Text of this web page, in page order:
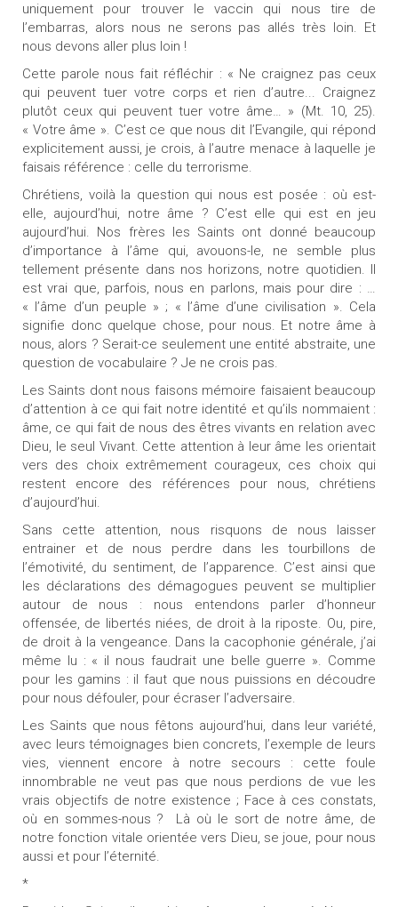
uniquement pour trouver le vaccin qui nous tire de
l’embarras, alors nous ne serons pas allés très loin. Et
nous devons aller plus loin !
Cette parole nous fait réfléchir : « Ne craignez pas ceux
qui peuvent tuer votre corps et rien d’autre... Craignez
plutôt ceux qui peuvent tuer votre âme… » (Mt. 10, 25).
« Votre âme ». C’est ce que nous dit l’Evangile, qui répond
explicitement aussi, je crois, à l’autre menace à laquelle je
faisais référence : celle du terrorisme.
Chrétiens, voilà la question qui nous est posée : où est-
elle, aujourd’hui, notre âme ? C’est elle qui est en jeu
aujourd’hui. Nos frères les Saints ont donné beaucoup
d’importance à l’âme qui, avouons-le, ne semble plus
tellement présente dans nos horizons, notre quotidien. Il
est vrai que, parfois, nous en parlons, mais pour dire : …
« l’âme d’un peuple » ; « l’âme d’une civilisation ». Cela
signifie donc quelque chose, pour nous. Et notre âme à
nous, alors ? Serait-ce seulement une entité abstraite, une
question de vocabulaire ? Je ne crois pas.
Les Saints dont nous faisons mémoire faisaient beaucoup
d’attention à ce qui fait notre identité et qu’ils nommaient :
âme, ce qui fait de nous des êtres vivants en relation avec
Dieu, le seul Vivant. Cette attention à leur âme les orientait
vers des choix extrêmement courageux, ces choix qui
restent encore des références pour nous, chrétiens
d’aujourd’hui.
Sans cette attention, nous risquons de nous laisser
entrainer et de nous perdre dans les tourbillons de
l’émotivité, du sentiment, de l’apparence. C’est ainsi que
les déclarations des démagogues peuvent se multiplier
autour de nous : nous entendons parler d’honneur
offensée, de libertés niées, de droit à la riposte. Ou, pire,
de droit à la vengeance. Dans la cacophonie générale, j’ai
même lu : « il nous faudrait une belle guerre ». Comme
pour les gamins : il faut que nous puissions en découdre
pour nous défouler, pour écraser l’adversaire.
Les Saints que nous fêtons aujourd’hui, dans leur variété,
avec leurs témoignages bien concrets, l’exemple de leurs
vies, viennent encore à notre secours : cette foule
innombrable ne veut pas que nous perdions de vue les
vrais objectifs de notre existence ; Face à ces constats,
où en sommes-nous ? Là où le sort de notre âme, de
notre fonction vitale orientée vers Dieu, se joue, pour nous
aussi et pour l’éternité.
*